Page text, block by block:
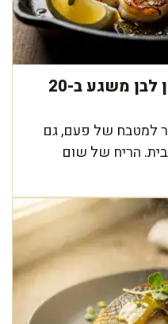
שרימפס חמאה שום ויין לבן משגע ב-20
למטבח של פעם, גם
הריח של שום